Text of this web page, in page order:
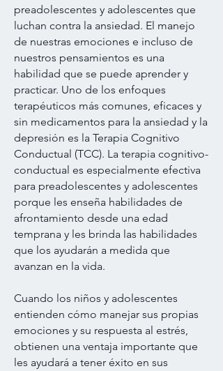
preadolescentes y adolescentes que
luchan contra la ansiedad. El manejo
de nuestras emociones e incluso de
nuestros pensamientos es una
habilidad que se puede aprender y
practicar. Uno de los enfoques
terapéuticos más comunes, eficaces y
sin medicamentos para la ansiedad y la
depresión es la Terapia Cognitivo
Conductual (TCC). La terapia cognitivo-
conductual es especialmente efectiva
para preadolescentes y adolescentes
porque les enseña habilidades de
afrontamiento desde una edad
temprana y les brinda las habilidades
que los ayudarán a medida que
avanzan en la vida.
Cuando los niños y adolescentes
entienden cómo manejar sus propias
emociones y su respuesta al estrés,
obtienen una ventaja importante que
les ayudará a tener éxito en sus